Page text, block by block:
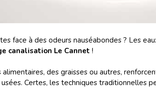
face à des odeurs nauséabondes ? Les
canalisation Le Cannet !
des graisses ou autres,
Certes, les techniques traditionnelles